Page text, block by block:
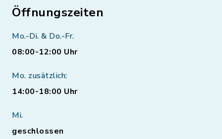
Öffnungszeiten
Mo.-Di. & Do.-Fr.
08:00-12:00 Uhr
Mo. zusätzlich:
14:00-18:00 Uhr
Mi.
geschlossen